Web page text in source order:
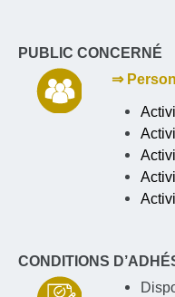
PUBLIC CONCERNÉ
⇒
CONDITIONS